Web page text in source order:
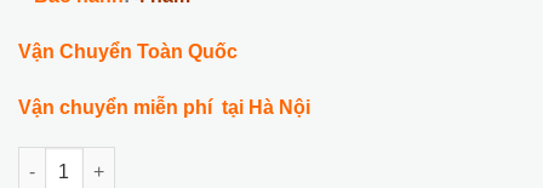
Vận Chuyển Toàn Quốc
Vận chuyển miễn phí tại Hà Nội
Rèm bàn thờ BT-04 số lượng